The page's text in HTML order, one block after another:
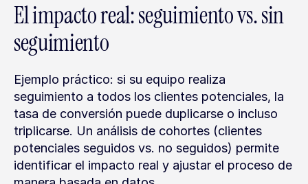
El impacto real: seguimiento vs. sin
seguimiento
Ejemplo práctico: si su equipo realiza
seguimiento a todos los clientes potenciales, la
tasa de conversión puede duplicarse o incluso
triplicarse. Un análisis de cohortes (clientes
potenciales seguidos vs. no seguidos) permite
identificar el impacto real y ajustar el proceso de